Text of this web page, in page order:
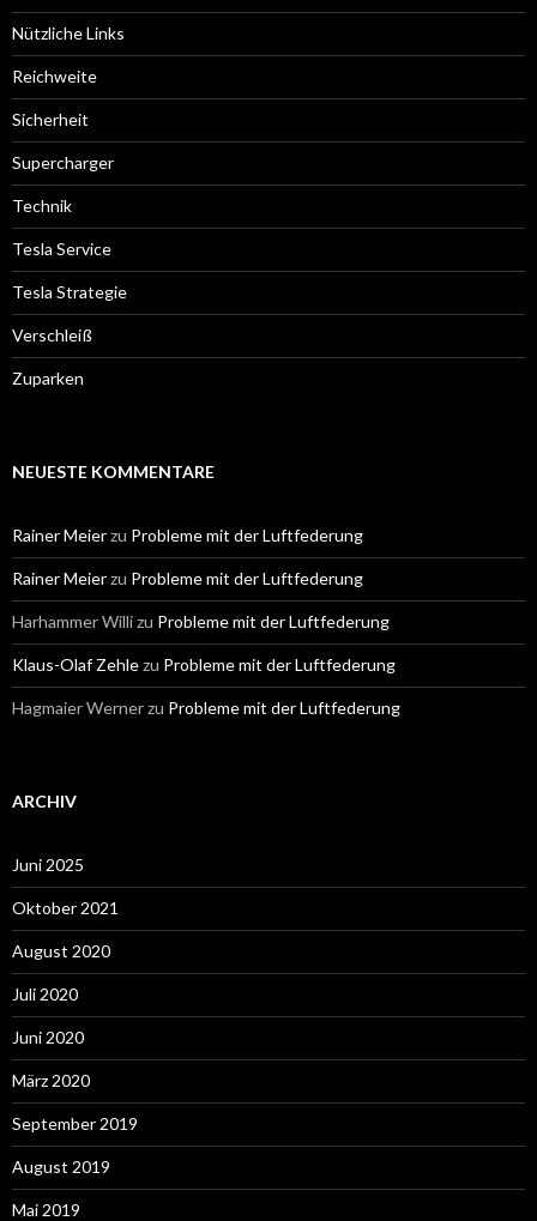
Nützliche Links
Reichweite
Sicherheit
Supercharger
Technik
Tesla Service
Tesla Strategie
Verschleiß
Zuparken
NEUESTE KOMMENTARE
Rainer Meierzu Probleme mit der Luftfederung
Rainer Meierzu Probleme mit der Luftfederung
Harhammer Willizu Probleme mit der Luftfederung
Klaus-Olaf Zehlezu Probleme mit der Luftfederung
Hagmaier Wernerzu Probleme mit der Luftfederung
ARCHIV
Juni 2025
Oktober 2021
August 2020
Juli 2020
Juni 2020
März 2020
September 2019
August 2019
Mai 2019